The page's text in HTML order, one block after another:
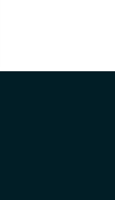
rassurant
de petite